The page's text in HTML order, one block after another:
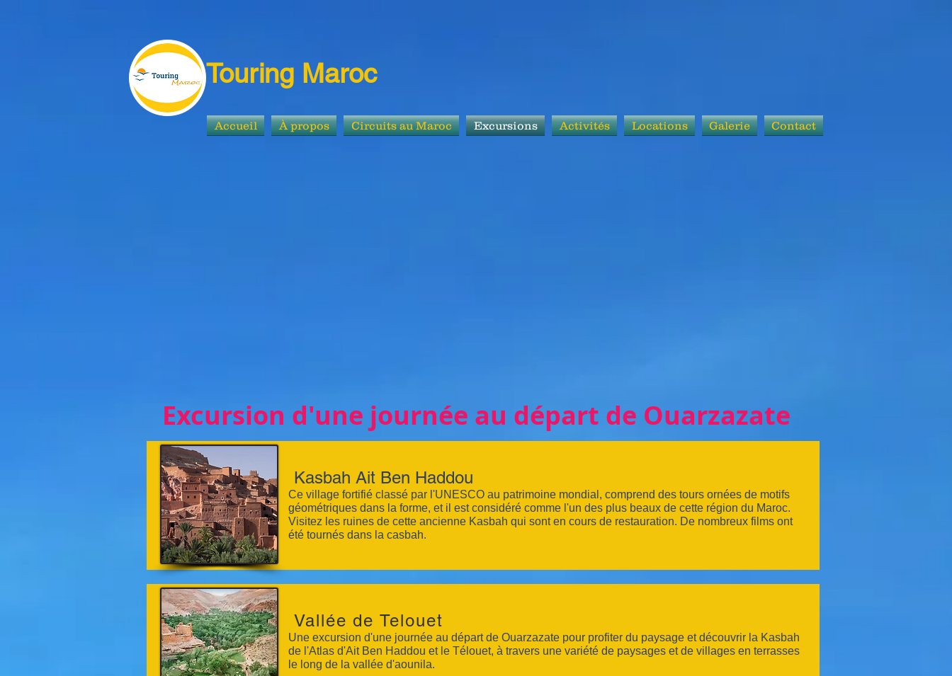
Touring Maroc
Accueil À propos Circuits au Maroc Excursions Activités Locations Galerie Contact
Excursion d'une journée au départ de Ouarzazate
Kasbah Ait Ben Haddou
Ce village fortifié classé par l'UNESCO au patrimoine mondial, comprend des tours ornées de motifs
géométriques dans la forme, et il est considéré comme l'un des plus beaux de cette région du Maroc.
Visitez les ruines de cette ancienne Kasbah qui sont en cours de restauration. De nombreux films ont
été tournés dans la casbah.
Vallée de Telouet
Une excursion d'une journée au départ de Ouarzazate pour profiter du paysage et découvrir la Kasbah
de l'Atlas d'Ait Ben Haddou et le Télouet, à travers une variété de paysages et de villages en terrasses
le long de la vallée d'aounila.